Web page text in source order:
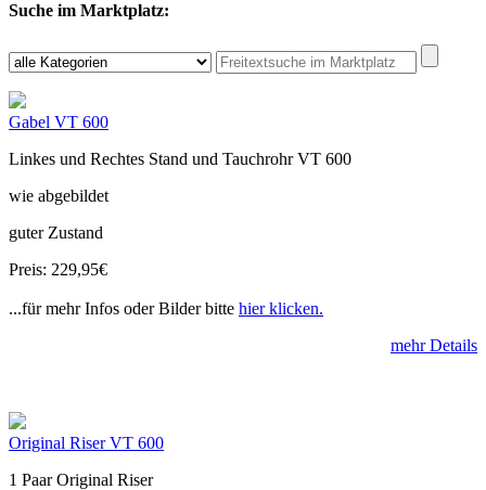
Suche im Marktplatz:
Gabel VT 600
Linkes und Rechtes Stand und Tauchrohr VT 600
wie abgebildet
guter Zustand
Preis: 229,95€
...für mehr Infos oder Bilder bitte hier klicken.
mehr Details
Original Riser VT 600
1 Paar Original Riser